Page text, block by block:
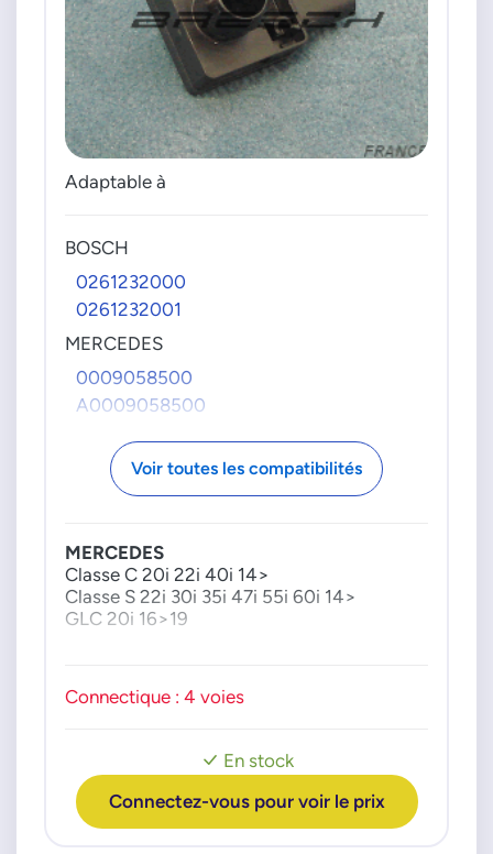
Adaptable à
BOSCH
0261232000
0261232001
MERCEDES
0009058500
A0009058500
Voir toutes les compatibilités
En stock
Connectez-vous pour voir le prix
MERCEDES
Classe C 20i 22i 40i 14>
Classe S 22i 30i 35i 47i 55i 60i 14>
GLC 20i 16>19
Connectique : 4 voies